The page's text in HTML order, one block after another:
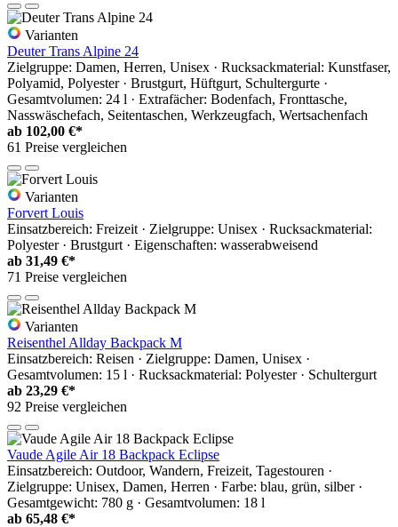
Varianten
Deuter Trans Alpine 24
Zielgruppe: Damen, Herren, Unisex · Rucksackmaterial: Kunstfaser,
Polyamid, Polyester · Brustgurt, Hüftgurt, Schultergurte ·
Gesamtvolumen: 24 l · Extrafächer: Bodenfach, Fronttasche,
Nasswäschefach, Seitentaschen, Werkzeugfach, Wertsachenfach
ab 102,00 €*
61 Preise vergleichen
Varianten
Forvert Louis
Einsatzbereich: Freizeit · Zielgruppe: Unisex · Rucksackmaterial:
Polyester · Brustgurt · Eigenschaften: wasserabweisend
ab 31,49 €*
71 Preise vergleichen
Varianten
Reisenthel Allday Backpack M
Einsatzbereich: Reisen · Zielgruppe: Damen, Unisex ·
Gesamtvolumen: 15 l · Rucksackmaterial: Polyester · Schultergurt
ab 23,29 €*
92 Preise vergleichen
Vaude Agile Air 18 Backpack Eclipse
Einsatzbereich: Outdoor, Wandern, Freizeit, Tagestouren ·
Zielgruppe: Unisex, Damen, Herren · Farbe: blau, grün, silber ·
Gesamtgewicht: 780 g · Gesamtvolumen: 18 l
ab 65,48 €*